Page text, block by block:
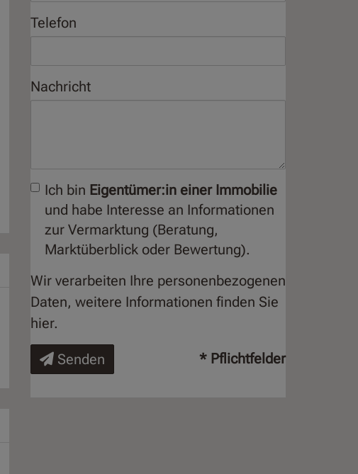
Telefon
Nachricht
Ich bin Eigentümer:in einer Immobilie
und habe Interesse an Informationen
zur Vermarktung (Beratung,
Marktüberblick oder Bewertung).
Wir verarbeiten Ihre personenbezogenen
Daten, weitere Informationen finden Sie
hier.
Senden * Pflichtfelder